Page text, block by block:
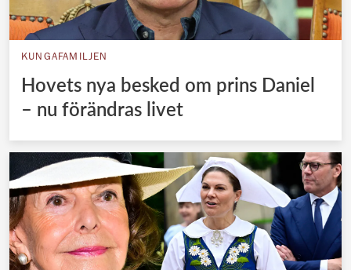
KUNGAFAMILJEN
Hovets nya besked om prins Daniel
– nu förändras livet